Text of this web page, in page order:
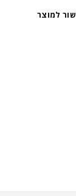
למוצר